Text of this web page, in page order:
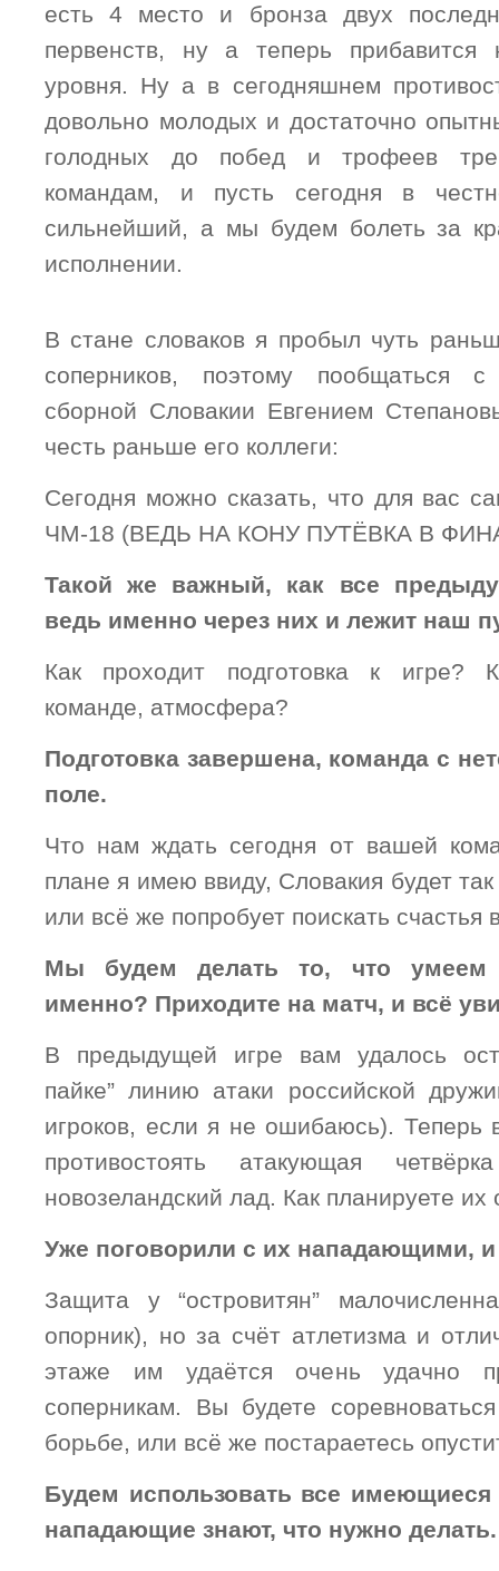
есть 4 место и бронза двух
первенств, ну а теперь прибавится
уровня. Ну а в сегодняшнем
довольно молодых и достаточно
голодных до побед и трофеев
командам, и пусть сегодня в
сильнейший, а мы будем болеть за
исполнении.
В стане словаков я пробыл чуть
соперников, поэтому пообщаться
сборной Словакии Евгением
честь раньше его коллеги:
Сегодня можно сказать, что для вас
ЧМ-18 (ВЕДЬ НА КОНУ ПУТЁВКА В
Такой же важный, как все
ведь именно через них и лежит наш
Как проходит подготовка к игре?
команде, атмосфера?
Подготовка завершена, команда с
поле.
Что нам ждать сегодня от вашей
плане я имею ввиду, Словакия будет
или всё же попробует поискать счастья
Мы будем делать то, что умеем
именно? Приходите на матч, и всё
В предыдущей игре вам удалось
пайке” линию атаки российской
игроков, если я не ошибаюсь). Теперь
противостоять атакующая
новозеландский лад. Как планируете их
Уже поговорили с их нападающими,
Защита у “островитян”
опорник), но за счёт атлетизма и
этаже им удаётся очень удачно
соперникам. Вы будете
борьбе, или всё же постараетесь
Будем использовать все
нападающие знают, что нужно делать.